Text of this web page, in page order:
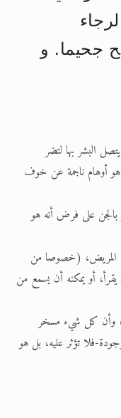
جحيما. و
البشر بها لتضر
هو أوهام ناجمة عن خوف
بالجن على فرض أنه هو
المريض، (خصوصا من
أو يمكنه أن يسمع من
وأن كل شيء مسخر
فلا تؤثر عليه، بل هو